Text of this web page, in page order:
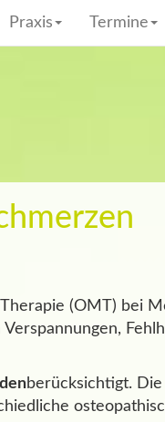
Praxis Termine
(OMT) bei
berücksichtigt.